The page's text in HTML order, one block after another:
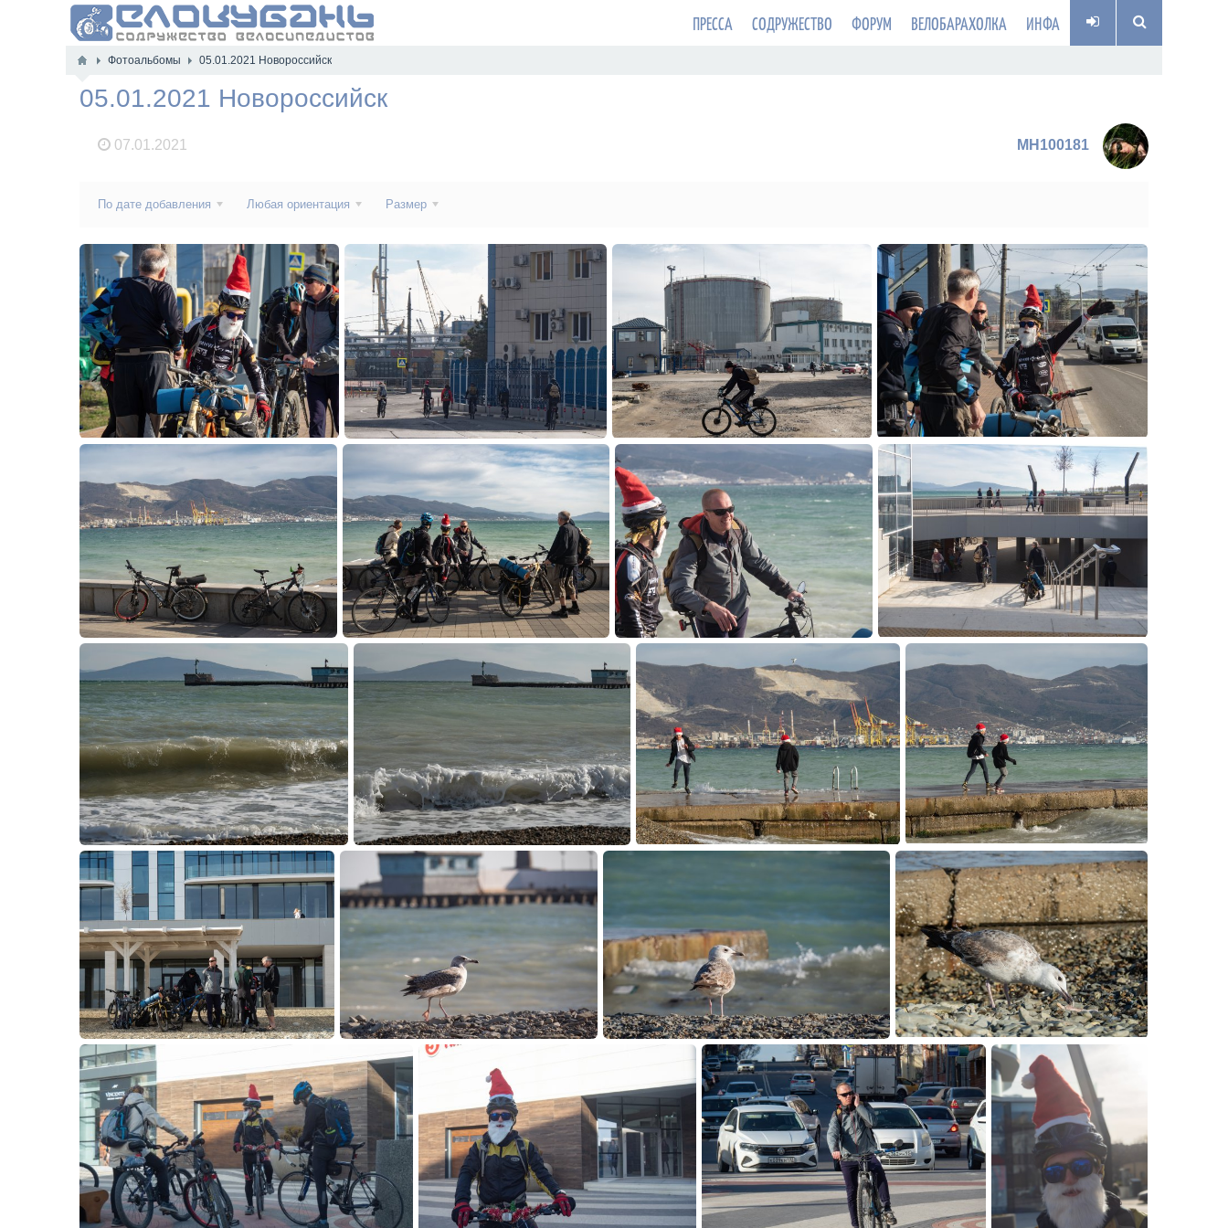
ПРЕССА СОДРУЖЕСТВО ФОРУМ ВЕЛОБАРАХОЛКА ИНФА
Фотоальбомы 05.01.2021 Новороссийск
05.01.2021 Новороссийск
07.01.2021 MH100181
По дате добавления Любая ориентация Размер